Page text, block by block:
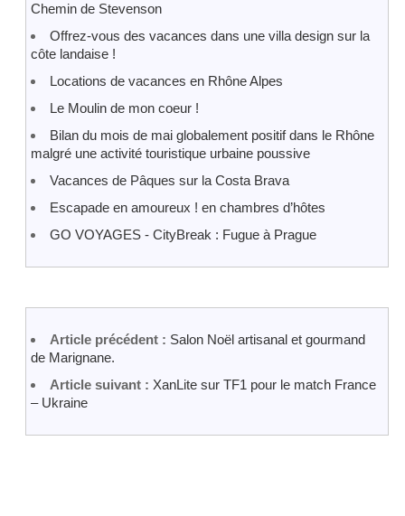
Chemin de Stevenson
Offrez-vous des vacances dans une villa design sur la
côte landaise !
Locations de vacances en Rhône Alpes
Le Moulin de mon coeur !
Bilan du mois de mai globalement positif dans le Rhône
malgré une activité touristique urbaine poussive
Vacances de Pâques sur la Costa Brava
Escapade en amoureux ! en chambres d’hôtes
GO VOYAGES - CityBreak : Fugue à Prague
Article précédent : Salon Noël artisanal et gourmand
de Marignane.
Article suivant : XanLite sur TF1 pour le match France
– Ukraine